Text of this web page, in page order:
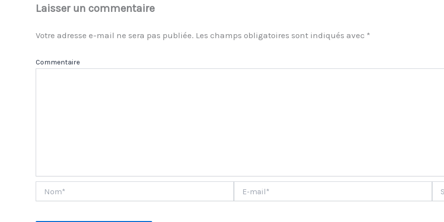
Laisser un commentaire
Votre adresse e-mail ne sera pas publiée. Les champs obligatoires sont indiqués avec *
mail*